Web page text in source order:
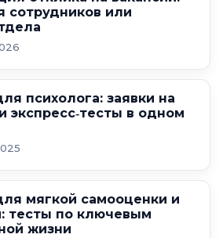
сотрудников или
психолога: заявки на
экспресс‑тесты в одном
мягкой самооценки и
тесты по ключевым
жизни